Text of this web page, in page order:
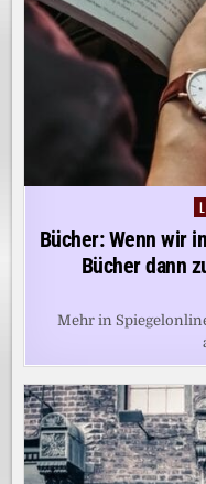
in
Bücher: Wenn wir
Bücher dann
Mehr in